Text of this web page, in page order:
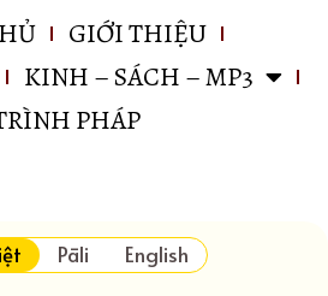
GIỚI THIỆU
KINH – SÁCH – MP3
PHÁP
Pāli English